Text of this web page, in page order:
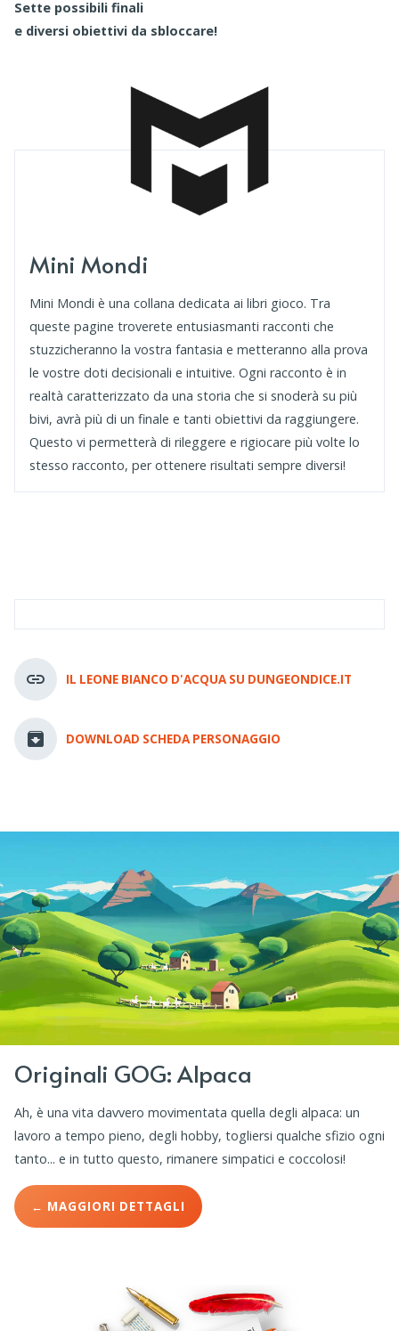
Sette possibili finali
e diversi obiettivi da sbloccare!
Mini Mondi
Mini Mondi è una collana dedicata ai libri gioco. Tra
queste pagine troverete entusiasmanti racconti che
stuzzicheranno la vostra fantasia e metteranno alla prova
le vostre doti decisionali e intuitive. Ogni racconto è in
realtà caratterizzato da una storia che si snoderà su più
bivi, avrà più di un finale e tanti obiettivi da raggiungere.
Questo vi permetterà di rileggere e rigiocare più volte lo
stesso racconto, per ottenere risultati sempre diversi!
IL LEONE BIANCO D'ACQUA SU DUNGEONDICE.IT
DOWNLOAD SCHEDA PERSONAGGIO
Originali GOG: Alpaca
Ah, è una vita davvero movimentata quella degli alpaca: un
lavoro a tempo pieno, degli hobby, togliersi qualche sfizio ogni
tanto... e in tutto questo, rimanere simpatici e coccolosi!
← MAGGIORI DETTAGLI